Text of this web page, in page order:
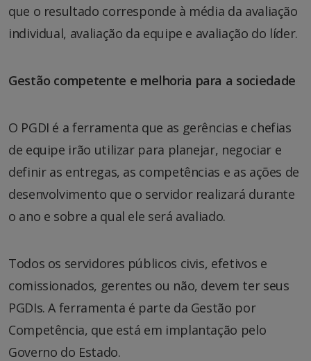
que o resultado corresponde à média da avaliação
individual, avaliação da equipe e avaliação do líder.
Gestão competente e melhoria para a sociedade
O PGDI é a ferramenta que as gerências e chefias
de equipe irão utilizar para planejar, negociar e
definir as entregas, as competências e as ações de
desenvolvimento que o servidor realizará durante
o ano e sobre a qual ele será avaliado.
Todos os servidores públicos civis, efetivos e
comissionados, gerentes ou não, devem ter seus
PGDIs. A ferramenta é parte da Gestão por
Competência, que está em implantação pelo
Governo do Estado.